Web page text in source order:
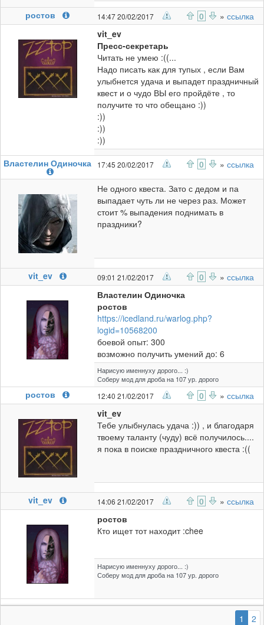
ростов
14:47 20/02/2017 0 » ссылка
vit_ev
Пресс-секретарь
Читать не умею :((...
Надо писать как для тупых , если Вам
улыбнется удача и выпадет праздничный
квест и о чудо ВЫ его пройдёте , то
получите то что обещано :))
:))
:))
:))
Властелин Одиночка
17:45 20/02/2017 0 » ссылка
Не одного квеста. Зато с дедом и па
выпадает чуть ли не через раз. Может
стоит % выпадения поднимать в
праздники?
vit_ev 09:01 21/02/2017 0 » ссылка
Властелин Одиночка
ростов
https://icedland.ru/warlog.php?
logid=10568200
боевой опыт: 300
возможно получить умений до: 6
Нарисую именнуху дорого... :)
Соберу мод для дроба на 107 ур. дорого
ростов 12:40 21/02/2017 0 » ссылка
vit_ev
Тебе улыбнулась удача :)) , и благодаря
твоему таланту (чуду) всё получилось....
я пока в поиске праздничного квеста :((
vit_ev 14:06 21/02/2017 0 » ссылка
ростов
Кто ищет тот находит :chee
Нарисую именнуху дорого... :)
Соберу мод для дроба на 107 ур. дорого
1 2